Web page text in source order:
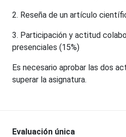
2. Reseña de un artículo
3. Participación y actitud
presenciales (15%)
Es necesario aprobar las dos
superar la asignatura.
Evaluación única